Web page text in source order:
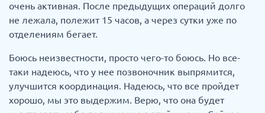
очень активная. После предыдущих операций долго
не лежала, полежит 15 часов, а через сутки уже по
отделениям бегает.
Боюсь неизвестности, просто чего-то боюсь. Но все-
таки надеюсь, что у нее позвоночник выпрямится,
улучшится координация. Надеюсь, что все пройдет
хорошо, мы это выдержим. Верю, что она будет